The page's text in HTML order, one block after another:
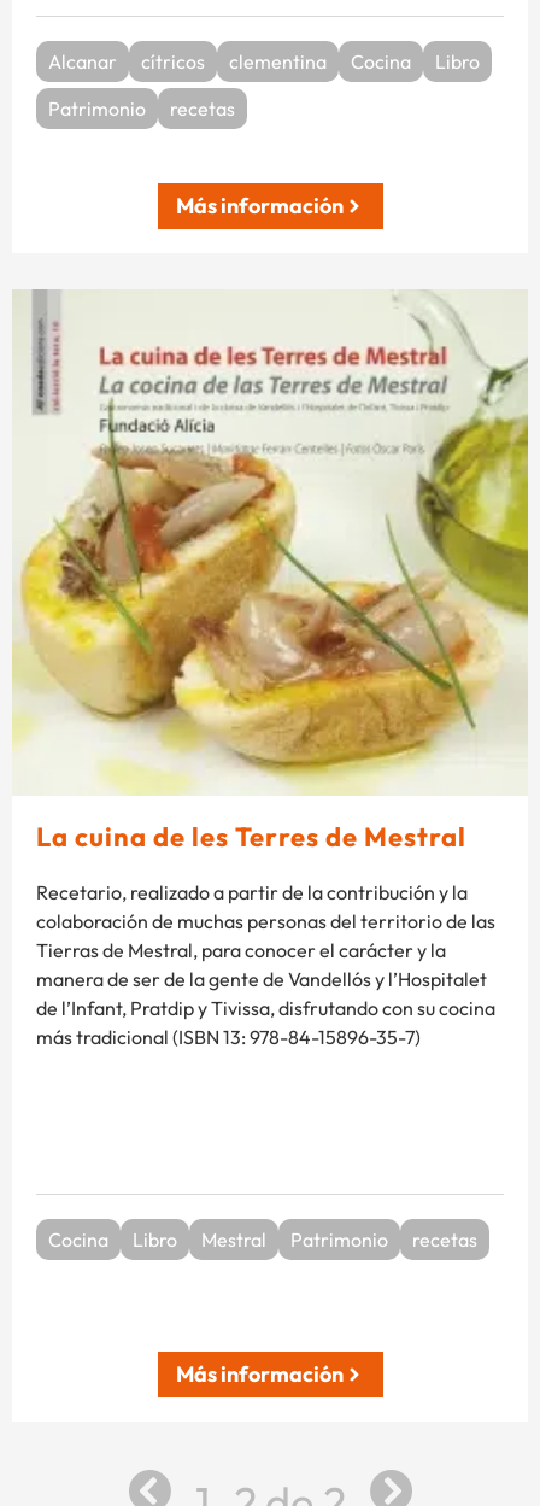
Alcanar cítricos clementina Cocina
Libro
Patrimonio
recetas
Más información
La cuina de les Terres de Mestral
Recetario, realizado a partir de la contribución y la
colaboración de muchas personas del territorio de las
Tierras de Mestral, para conocer el carácter y la
manera de ser de la gente de Vandellós y l’Hospitalet
de l’Infant, Pratdip y Tivissa, disfrutando con su cocina
más tradicional (ISBN 13: 978-84-15896-35-7)
Cocina Libro Mestral Patrimonio recetas
Más información